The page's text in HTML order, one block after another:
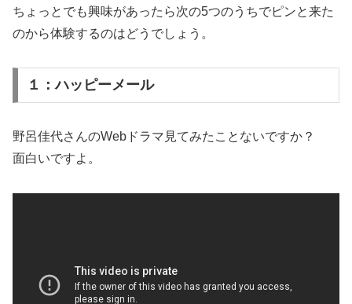
ちょっとでも興味があったら次の5つのうちでピンと来た
のから体験するのはどうでしょう。
１：ハッピーメール
野呂佳代さんのWebドラマ見てみたことないですか？
面白いですよ。